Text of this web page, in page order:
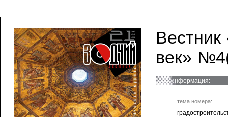
век»
информация:
тема номера: